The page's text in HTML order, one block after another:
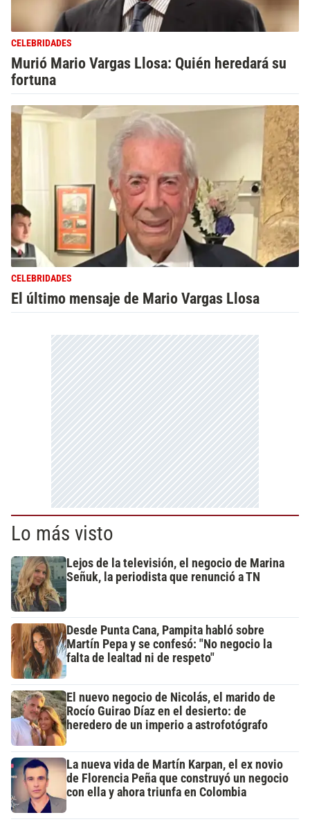
CELEBRIDADES
Murió Mario Vargas Llosa: Quién heredará su
fortuna
CELEBRIDADES
El último mensaje de Mario Vargas Llosa
Lo más visto
Lejos de la televisión, el negocio de Marina
Señuk, la periodista que renunció a TN
Desde Punta Cana, Pampita habló sobre
Martín Pepa y se confesó: "No negocio la
falta de lealtad ni de respeto"
El nuevo negocio de Nicolás, el marido de
Rocío Guirao Díaz en el desierto: de
heredero de un imperio a astrofotógrafo
La nueva vida de Martín Karpan, el ex novio
de Florencia Peña que construyó un negocio
con ella y ahora triunfa en Colombia